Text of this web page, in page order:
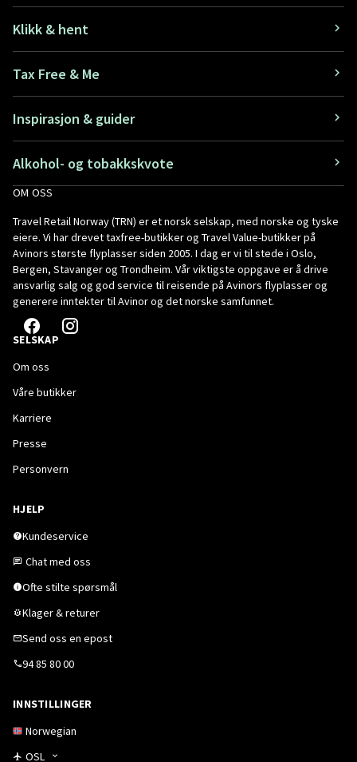
Klikk & hent
Tax Free & Me
Inspirasjon & guider
Alkohol- og tobakkskvote
OM OSS
Travel Retail Norway (TRN) er et norsk selskap, med norske og tyske
eiere. Vi har drevet taxfree-butikker og Travel Value-butikker på
Avinors største flyplasser siden 2005. I dag er vi til stede i Oslo,
Bergen, Stavanger og Trondheim. Vår viktigste oppgave er å drive
ansvarlig salg og god service til reisende på Avinors flyplasser og
generere inntekter til Avinor og det norske samfunnet.
SELSKAP
Om oss
Våre butikker
Karriere
Presse
Personvern
HJELP
Kundeservice
Chat med oss
Ofte stilte spørsmål
Klager & returer
Send oss en epost
94 85 80 00
INNSTILLINGER
Norwegian
OSL